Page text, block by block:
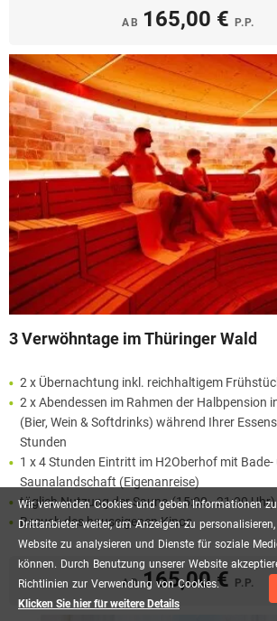
Wir verwenden Cookies und geben Informationen zu
Drittanbieter weiter, um Anzeigen zu personalisieren,
Website zu analysieren und Dienste für soziale
können. Durch Benutzung unserer Website
Richtlinien zur Verwendung von Cookies.
Klicken Sie hier für weitere Details
AB 165,00 € P.P.
3 Verwöhntage im Thüringer Wald
2 x Übernachtung inkl. reichhaltigem
2 x Abendessen im Rahmen der Halbpension
(Bier, Wein & Softdrinks) während Ihrer
Stunden
1 x 4 Stunden Eintritt im H2Oberhof mit Bade-
Saunalandschaft (Eigenanreise)
täglich Nutzung der Sauna (15:00 - 21:00 Uhr)
Besuch des hauseigenen Kinos
AB 165,00 € P.P.